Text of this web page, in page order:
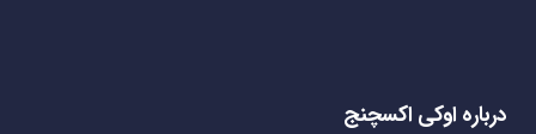
درباره اوکی اکسچنج